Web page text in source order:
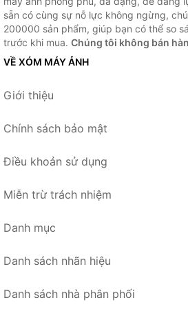
sẵn có cùng sự nỗ lực không ngừng,
200000 sản phẩm, giúp bạn có thể so
trước khi mua. Chúng tôi không bán
VỀ XÓM MÁY ẢNH
Giới thiệu
Chính sách bảo mật
Điều khoản sử dụng
Miễn trừ trách nhiệm
Danh mục
Danh sách nhãn hiệu
Danh sách nhà phân phối